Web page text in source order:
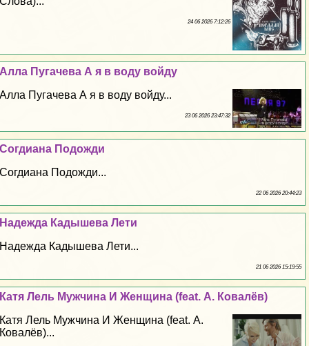
24 06 2026 7:12:26
Алла Пугачева А я в воду войду
Алла Пугачева А я в воду войду...
23 06 2026 23:47:32
Согдиана Подожди
Согдиана Подожди...
22 06 2026 20:44:23
Надежда Кадышева Лети
Надежда Кадышева Лети...
21 06 2026 15:19:55
Катя Лель Мужчина И Женщина (feat. А. Ковалёв)
Катя Лель Мужчина И Женщина (feat. А.
Ковалёв)...